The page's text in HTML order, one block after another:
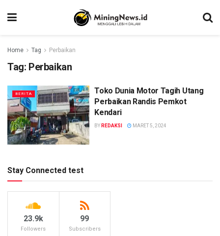
Home Tag Perbaikan
Tag: Perbaikan
BERITA
Toko Dunia Motor Tagih Utang
Perbaikan Randis Pemkot
Kendari
BY REDAKSI MARET 5, 2024
Stay Connected test
23.9k
Followers
99
Subscribers